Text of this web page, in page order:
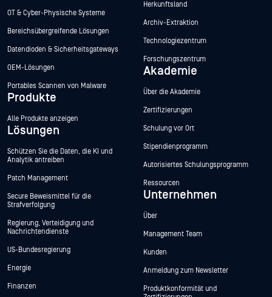
OT & Cyber-Physische Systeme
Bereichsübergreifende Lösungen
Datendioden & Sicherheitsgateways
OEM-Lösungen
Portables Scannen von Malware
Produkte
Alle Produkte anzeigen
Lösungen
Schützen Sie die Daten, die KI und
Analytik antreiben
Patch Management
Secure Beweismittel für die
Strafverfolgung
Regierung, Verteidigung und
Nachrichtendienste
US-Bundesregierung
Energie
Finanzen
Herkunftsland
Archiv-Extraktion
Technologiezentrum
Forschungszentrum
Akademie
Über die Akademie
Zertifizierungen
Schulung vor Ort
Stipendienprogramm
Autorisiertes Schulungsprogramm
Ressourcen
Unternehmen
Über
Management Team
Kunden
Anmeldung zum Newsletter
Produktkonformität und